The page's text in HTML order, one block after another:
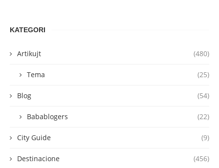
KATEGORI
Artikujt (480)
Tema (25)
Blog (54)
Babablogers (22)
City Guide (9)
Destinacione (456)